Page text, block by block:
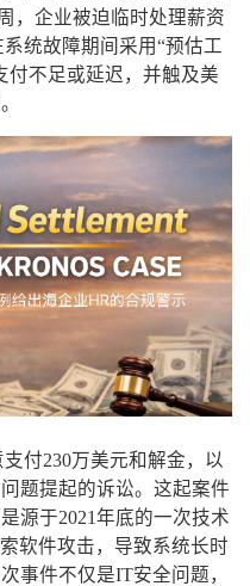
，企业被迫临时处理薪资
统故障期间采用“预估工
付不足或延迟，并触及美
付230万美元和解金，以
题提起的诉讼。这起案件
源于2021年底的一次技术
软件攻击，导致系统长时
事件不仅是IT安全问题，